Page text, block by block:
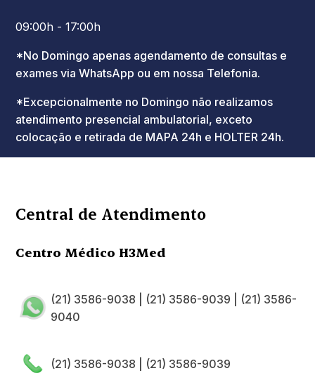
09:00h - 17:00h
*No Domingo apenas agendamento de consultas e
exames via WhatsApp ou em nossa Telefonia.
*Excepcionalmente no Domingo não realizamos
atendimento presencial ambulatorial, exceto
colocação e retirada de MAPA 24h e HOLTER 24h.
Central de Atendimento
Centro Médico H3Med
(21) 3586-9038 (21) 3586-9039
(21) 3586-
9040
(21) 3586-9038 (21) 3586-9039